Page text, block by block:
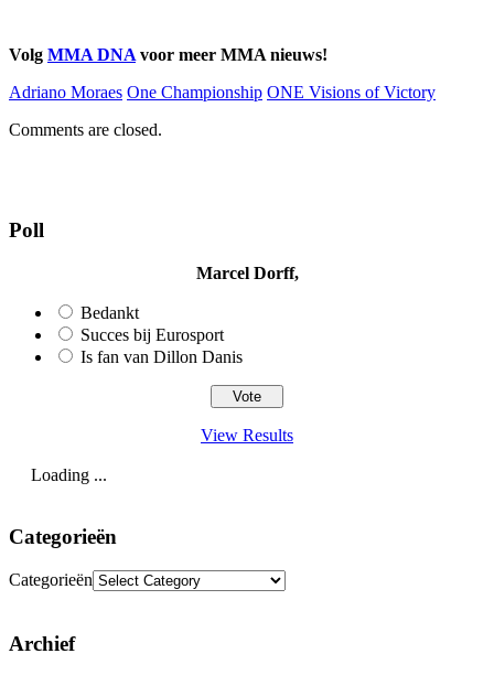
Volg MMA DNA voor meer MMA nieuws!
Adriano Moraes One Championship ONE Visions of Victory
Comments are closed.
Poll
Marcel Dorff,
Bedankt
Succes bij Eurosport
Is fan van Dillon Danis
View Results
Loading ...
Categorieën
Categorieën
Archief